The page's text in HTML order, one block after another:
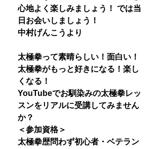
心地よく楽しみましょう！ では当
日お会いしましょう！
中村げんこうより
太極拳って素晴らしい！面白い！
太極拳がもっと好きになる！楽し
くなる！
YouTubeでお馴染みの太極拳レッ
スンをリアルに受講してみません
か？
＜参加資格＞
太極拳歴問わず初心者・ベテラン